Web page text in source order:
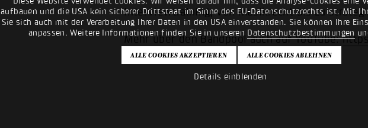
aufbauen und die USA kein sicherer Drittstaat im Sinne des EU-Datenschutzrechts ist. Mit
Sie sich auch mit der Verarbeitung Ihrer Daten in den USA einverstanden. Sie können Ihre
anpassen. Weitere Informationen finden Sie in unseren Datenschutzbestimmungen
Details einblenden
Interviewtraining, von Musikrecht bis zu
Mehr über den Bandpool auch auf YouTube: